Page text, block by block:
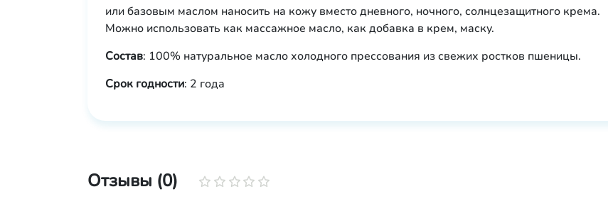
или базовым маслом наносить на кожу вместо дневного, ночного, солнцезащитного крема.
Можно использовать как массажное масло, как добавка в крем, маску.
Состав: 100% натуральное масло холодного прессования из свежих ростков пшеницы.
Срок годности: 2 года
Отзывы (0)